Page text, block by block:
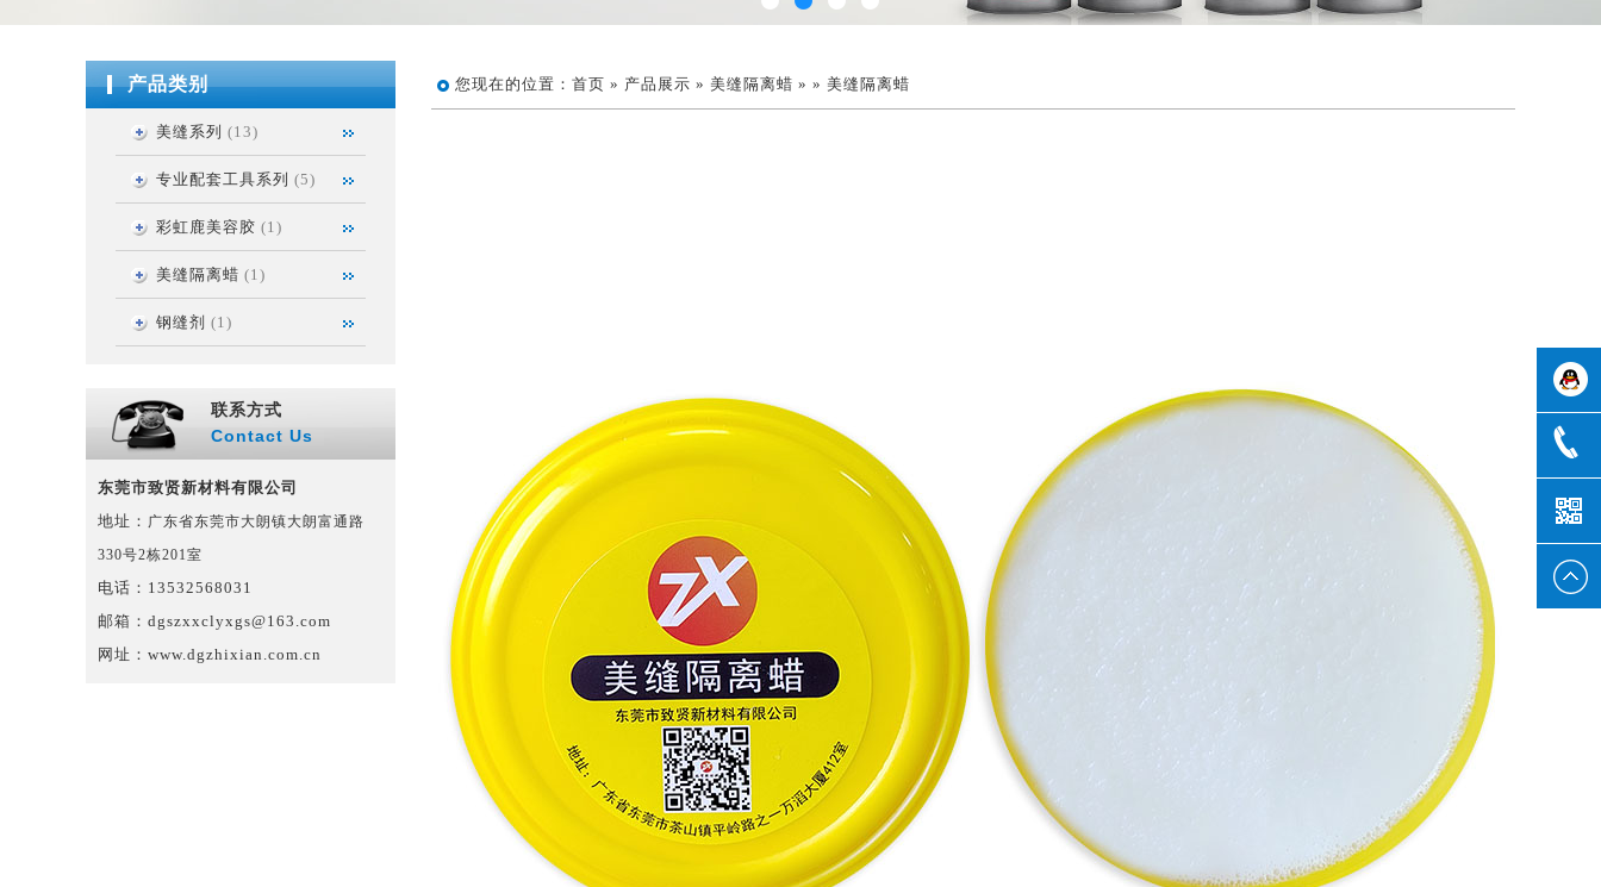
产品类别
美缝系列 (13)
专业配套工具系列 (5)
彩虹鹿美容胶 (1)
美缝隔离蜡 (1)
钢缝剂 (1)
联系方式
Contact Us
东莞市致贤新材料有限公司
地址： 广东省东莞市大朗镇大朗富通路
330号2栋201室
电话：13532568031
邮箱： dgszxxclyxgs@163.com
网址： www.dgzhixian.com.cn
您现在的位置： 首页 » 产品展示 » 美缝隔离蜡 » » 美缝隔离蜡
致贤客